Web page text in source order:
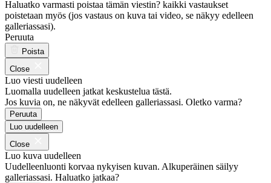
Haluatko varmasti poistaa tämän viestin? kaikki vastaukset
poistetaan myös (jos vastaus on kuva tai video, se näkyy edelleen
galleriassasi).
Peruuta
Poista
Close
Luo viesti uudelleen
Luomalla uudelleen jatkat keskustelua tästä.
Jos kuvia on, ne näkyvät edelleen galleriassasi. Oletko varma?
Peruuta
Luo uudelleen
Close
Luo kuva uudelleen
Uudelleenluonti korvaa nykyisen kuvan. Alkuperäinen säilyy
galleriassasi. Haluatko jatkaa?